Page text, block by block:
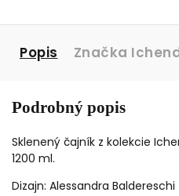
Popis Značka
Podrobný popis
Sklenený čajník z kolekcie
1200 ml.
Dizajn: Alessandra Baldereschi